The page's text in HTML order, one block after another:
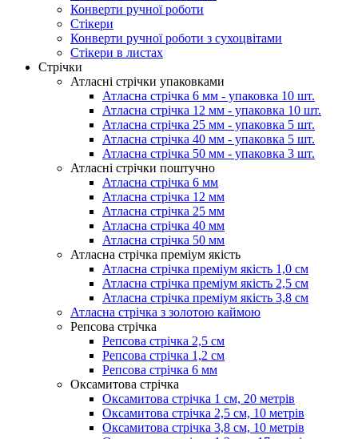
Конверти ручної роботи
Стікери
Конверти ручної роботи з сухоцвітами
Стікери в листах
Стрічки
Атласні стрічки упаковками
Атласна стрічка 6 мм - упаковка 10 шт.
Атласна стрічка 12 мм - упаковка 10 шт.
Атласна стрічка 25 мм - упаковка 5 шт.
Атласна стрічка 40 мм - упаковка 5 шт.
Атласна стрічка 50 мм - упаковка 3 шт.
Атласні стрічки поштучно
Атласна стрічка 6 мм
Атласна стрічка 12 мм
Атласна стрічка 25 мм
Атласна стрічка 40 мм
Атласна стрічка 50 мм
Атласна стрічка преміум якість
Атласна стрічка преміум якість 1,0 см
Атласна стрічка преміум якість 2,5 см
Атласна стрічка преміум якість 3,8 см
Атласна стрічка з золотою каймою
Репсова стрічка
Репсова стрічка 2,5 см
Репсова стрічка 1,2 см
Репсова стрічка 6 мм
Оксамитова стрічка
Оксамитова стрічка 1 см, 20 метрів
Оксамитова стрічка 2,5 см, 10 метрів
Оксамитова стрічка 3,8 см, 10 метрів